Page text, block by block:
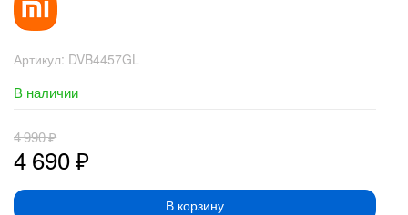
Артикул: DVB4457GL
В наличии
4 690₽
4 990₽
В корзину